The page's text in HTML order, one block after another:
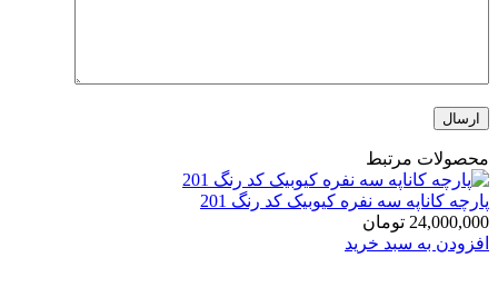
محصولات مرتبط
پارچه کاناپه سه نفره کیوبیک کد رنگ 201
24,000,000 تومان
افزودن به سبد خرید